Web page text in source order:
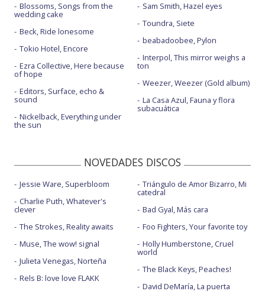
Blossoms, Songs from the
wedding cake
Beck, Ride lonesome
Tokio Hotel, Encore
Ezra Collective, Here because
of hope
Editors, Surface, echo &
sound
Nickelback, Everything under
the sun
Sam Smith, Hazel eyes
Toundra, Siete
beabadoobee, Pylon
Interpol, This mirror weighs a
ton
Weezer, Weezer (Gold album)
La Casa Azul, Fauna y flora
subacuática
NOVEDADES DISCOS
Jessie Ware, Superbloom
Charlie Puth, Whatever's
clever
The Strokes, Reality awaits
Muse, The wow! signal
Julieta Venegas, Norteña
Rels B: love love FLAKK
Triángulo de Amor Bizarro, Mi
catedral
Bad Gyal, Más cara
Foo Fighters, Your favorite toy
Holly Humberstone, Cruel
world
The Black Keys, Peaches!
David DeMaría, La puerta